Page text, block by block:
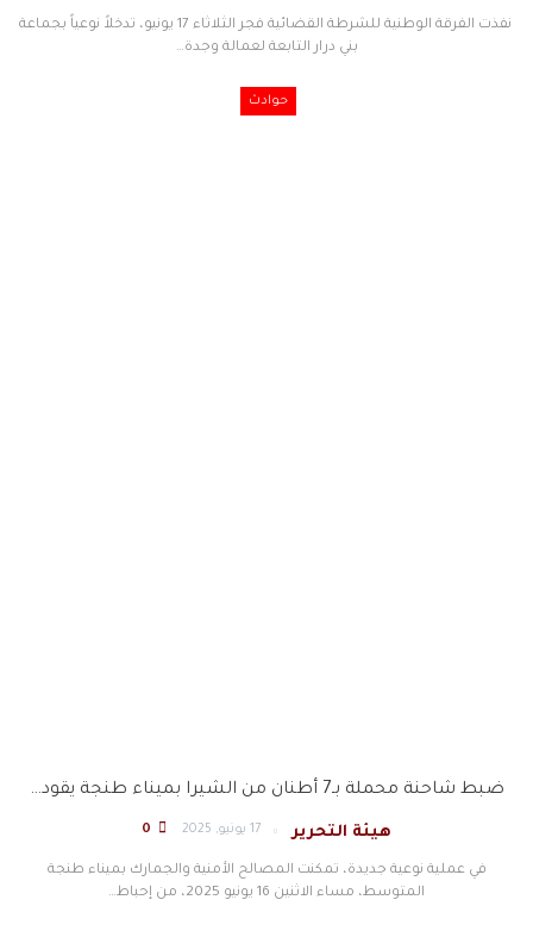
نفذت الفرقة الوطنية للشرطة القضائية فجر الثلاثاء 17 يونيو، تدخلاً نوعياً بجماعة
بني درار التابعة لعمالة وجدة…
حوادث
ضبط شاحنة محملة بـ7 أطنان من الشيرا بميناء طنجة يقود…
هيئة التحرير 17 يونيو, 2025
في عملية نوعية جديدة، تمكنت المصالح الأمنية والجمارك بميناء طنجة
المتوسط، مساء الاثنين 16 يونيو 2025، من إحباط
…